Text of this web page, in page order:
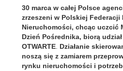
30 marca w całej Polsce
zrzeszeni w Polskiej Federacji
Nieruchomości, chcąc uczcić
Dzień Pośrednika, biorą
OTWARTE Działanie
noszą się z zamiarem
rynku nieruchomości i